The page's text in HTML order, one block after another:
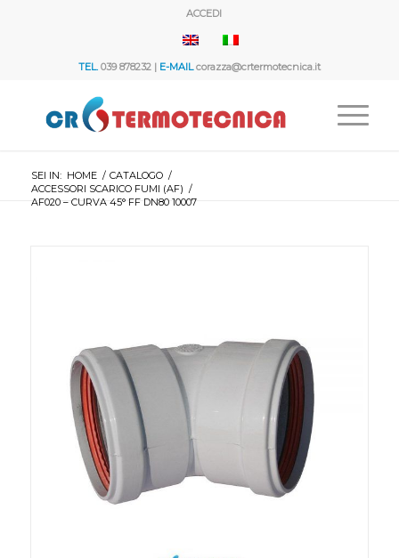
ACCEDI
TEL.039 878232 | E-MAILcorazza@crtermotecnica.it
SEI IN: HOME / CATALOGO /
ACCESSORI SCARICO FUMI (AF) /
AF020 – CURVA 45° FF DN80 10007